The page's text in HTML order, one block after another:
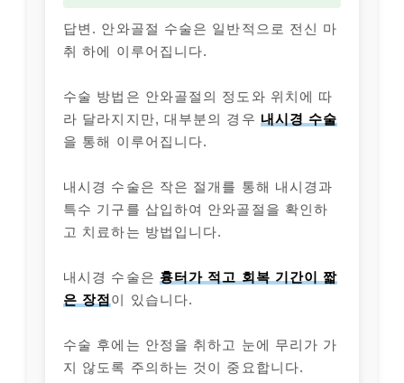
답변. 안와골절 수술은 일반적으로 전신 마
취 하에 이루어집니다.
수술 방법은 안와골절의 정도와 위치에 따
라 달라지지만, 대부분의 경우 내시경 수술
을 통해 이루어집니다.
내시경 수술은 작은 절개를 통해 내시경과
특수 기구를 삽입하여 안와골절을 확인하
고 치료하는 방법입니다.
내시경 수술은 흉터가 적고 회복 기간이 짧
은 장점 이 있습니다.
수술 후에는 안정을 취하고 눈에 무리가 가
지 않도록 주의하는 것이 중요합니다.